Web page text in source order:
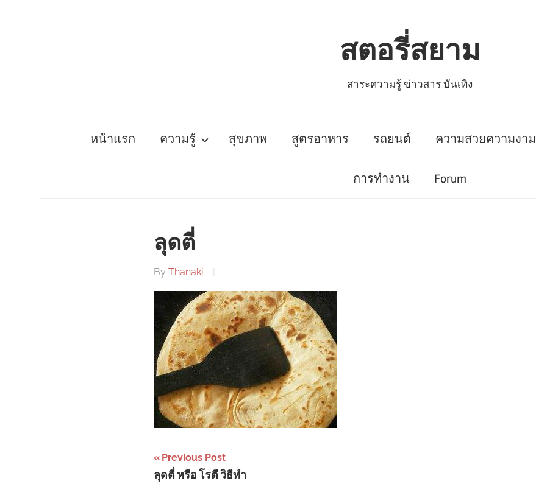
สตอรี่สยาม
สาระความรู้ ข่าวสาร บันเทิง
หน้าแรก ความรู้ สุขภาพ สูตรอาหาร รถยนต์ ความสวยความงาม
การทำงาน Forum
ลุดตี่
By Thanaki
Post
navigation
Previous Post
ลุดตี่ หรือ โรตี วิธีทำ